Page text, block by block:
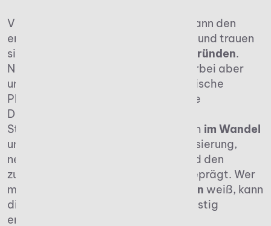
Viele Steuerberater gehen irgendwann den
entscheidenden beruflichen Schritt und trauen
sich, eine eigene
Steuerkanzlei zu gründen.
Neben fachlicher Expertise sind hierbei aber
unternehmerisches Denken, strategische
Planung und eine zukunftsorientierte
Digitalstrategie gefragt. Der
Steuerberatungsmarkt befindet sich im Wandel
und wird mittlerweile von Automatisierung,
neuen Mandantenanforderungen und den
zunehmenden Fachkräftemangel geprägt. Wer
mit Veränderungen
aktiv umzugehen weiß, kann
die eigene Selbstständigkeit langfristig
erfolgreich gestalten.